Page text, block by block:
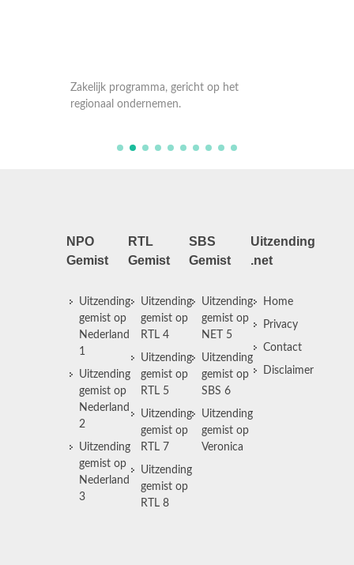
regionaal ondernemen.
NPO
Gemist
Uitzending
gemist op
Nederland
1
Uitzending
gemist op
Nederland
2
Uitzending
gemist op
Nederland
3
RTL
Gemist
Uitzending
gemist op
RTL 4
Uitzending
gemist op
RTL 5
Uitzending
gemist op
RTL 7
Uitzending
gemist op
RTL 8
SBS
Gemist
Uitzending
gemist op
NET 5
Uitzending
gemist op
SBS 6
Uitzending
gemist op
Veronica
Uitzending
.net
Home
Privacy
Contact
Disclaimer